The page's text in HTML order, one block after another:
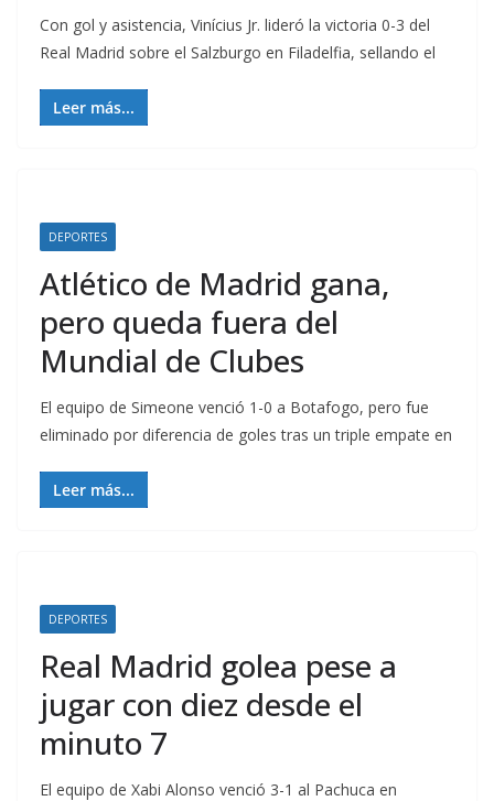
Con gol y asistencia, Vinícius Jr. lideró la victoria 0-3 del
Real Madrid sobre el Salzburgo en Filadelfia, sellando el
Leer más...
DEPORTES
Atlético de Madrid gana,
pero queda fuera del
Mundial de Clubes
El equipo de Simeone venció 1-0 a Botafogo, pero fue
eliminado por diferencia de goles tras un triple empate en
Leer más...
DEPORTES
Real Madrid golea pese a
jugar con diez desde el
minuto 7
El equipo de Xabi Alonso venció 3-1 al Pachuca en